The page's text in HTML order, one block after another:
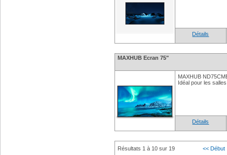
Détails
MAXHUB Ecran 75"
MAXHUB
Idéal pour les
Détails
Résultats 1 à 10 sur 19 << Début